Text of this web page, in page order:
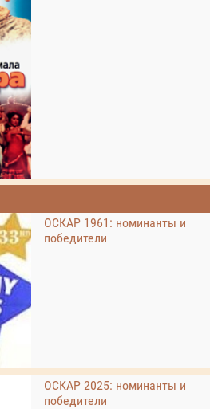
ОСКАР 1961: номинанты и
победители
ОСКАР 2025: номинанты и
победители